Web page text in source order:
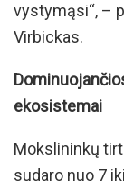
vystymąsi“, –
Virbickas.
ekosistemai
Mokslininkų
sudaro nuo 7